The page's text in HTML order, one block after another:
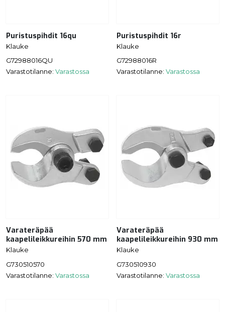
Puristuspihdit 16qu
Klauke
G72988016QU
Varastotilanne: Varastossa
Puristuspihdit 16r
Klauke
G72988016R
Varastotilanne: Varastossa
Varateräpää
kaapelileikkureihin 570 mm
Klauke
G730510570
Varastotilanne: Varastossa
Varateräpää
kaapelileikkureihin 930 mm
Klauke
G730510930
Varastotilanne: Varastossa